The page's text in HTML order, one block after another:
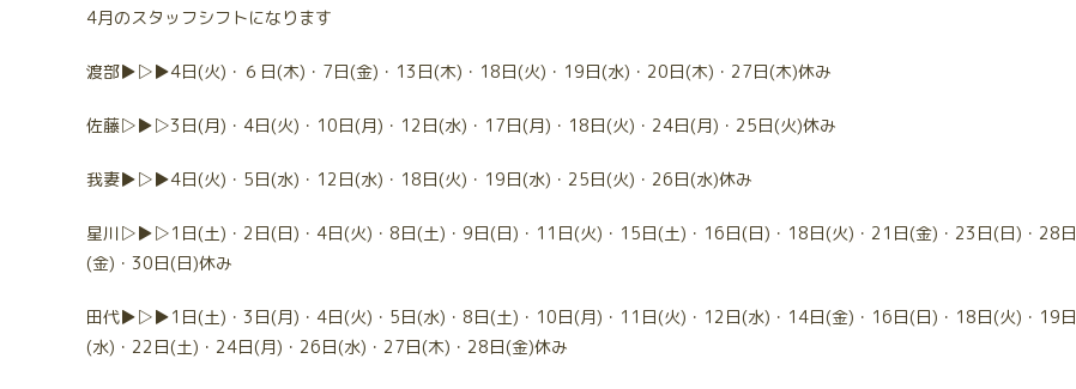
4月のスタッフシフトになります
渡部▶▷▶4日(火)・６日(木)・7日(金)・13日(木)・18日(火)・19日(水)・20日(木)・27日(木)休み
佐藤▷▶▷3日(月)・4日(火)・10日(月)・12日(水)・17日(月)・18日(火)・24日(月)・25日(火)休み
我妻▶▷▶4日(火)・5日(水)・12日(水)・18日(火)・19日(水)・25日(火)・26日(水)休み
星川▷▶▷1日(土)・2日(日)・4日(火)・8日(土)・9日(日)・11日(火)・15日(土)・16日(日)・18日(火)・21日(金)・23日(日)・28日
(金)・30日(日)休み
田代▶▷▶1日(土)・3日(月)・4日(火)・5日(水)・8日(土)・10日(月)・11日(火)・12日(水)・14日(金)・16日(日)・18日(火)・19日
(水)・22日(土)・24日(月)・26日(水)・27日(木)・28日(金)休み